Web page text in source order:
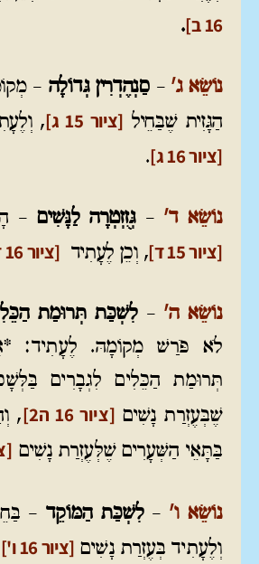
16 ב]
.
נוֹשֵׂא ג' – סַנְהֶדְרִין גְּדוֹלָה –
הַגָּזִית שֶׁבַּחֵיל [ציור 15 ג] ,
[ציור 16 ג] .
נוֹשֵׂא ד' – גְּזֻזְטְרָה לַנָּשִׁים –
[ציור 15 ד] , וְכֵן לֶעָתִיד [ציור 16 ד]
נוֹשֵׂא ה' – לִשְׁכַּת תְּרוּמַת
לֹא פֹּרַשׁ מְקוֹמָהּ. לֶעָתִיד:
תְּרוּמַת הַכֵּלִים לִגְבָרִים
שֶׁבְּעֶזְרַת נָשִׁים [ציור 16 ה2]
,
בַּתָּאֵי הַשְּׁעָרִים שֶׁלְּעֶזְרַת נָשִׁים
נוֹשֵׂא ו' – לִשְׁכַּת הַמּוֹקֵד –
וְלֶעָתִיד בְּעֶזְרַת נָשִׁים [ציור 16 ו']